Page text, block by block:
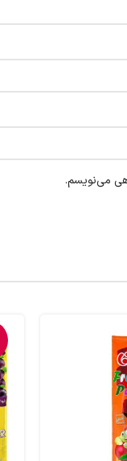
می‌نویسم.